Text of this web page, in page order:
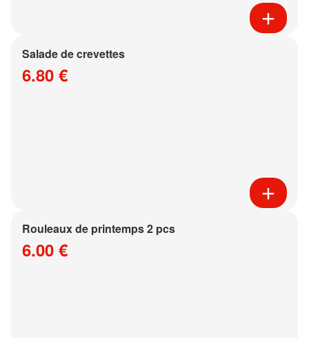
Salade de crevettes
6.80 €
Rouleaux de printemps 2 pcs
6.00 €